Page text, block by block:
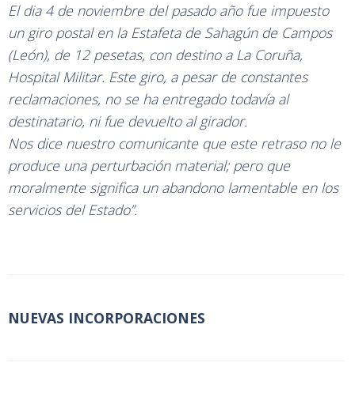
El dia 4 de noviembre del pasado año fue impuesto
un giro postal en la Estafeta de Sahagún de Campos
(León), de 12 pesetas, con destino a La Coruña,
Hospital Militar. Este giro, a pesar de constantes
reclamaciones, no se ha entregado todavía al
destinatario, ni fue devuelto al girador.
Nos dice nuestro comunicante que este retraso no le
produce una perturbación material; pero que
moralmente significa un abandono lamentable en los
servicios del Estado”.
NUEVAS INCORPORACIONES